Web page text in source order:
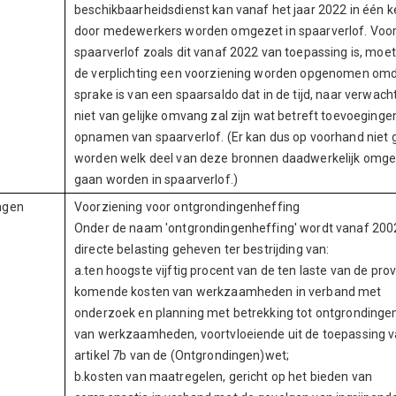
beschikbaarheidsdienst kan vanaf het jaar 2022 in één
door medewerkers worden omgezet in spaarverlof.
spaarverlof zoals dit vanaf 2022 van toepassing is,
de verplichting een voorziening worden opgenomen
sprake is van een spaarsaldo dat in de tijd, naar
niet van gelijke omvang zal zijn wat betreft
opnamen van spaarverlof. (Er kan dus op voorhand niet
worden welk deel van deze bronnen daadwerkelijk
gaan worden in spaarverlof.)
Voorziening voor ontgrondingenheffing
Onder de naam 'ontgrondingenheffing' wordt vanaf
directe belasting geheven ter bestrijding van:
a.ten hoogste vijftig procent van de ten laste van de
komende kosten van werkzaamheden in verband met
onderzoek en planning met betrekking tot
van werkzaamheden, voortvloeiende uit de toepassing
artikel 7b van de (Ontgrondingen)wet;
b.kosten van maatregelen, gericht op het bieden van